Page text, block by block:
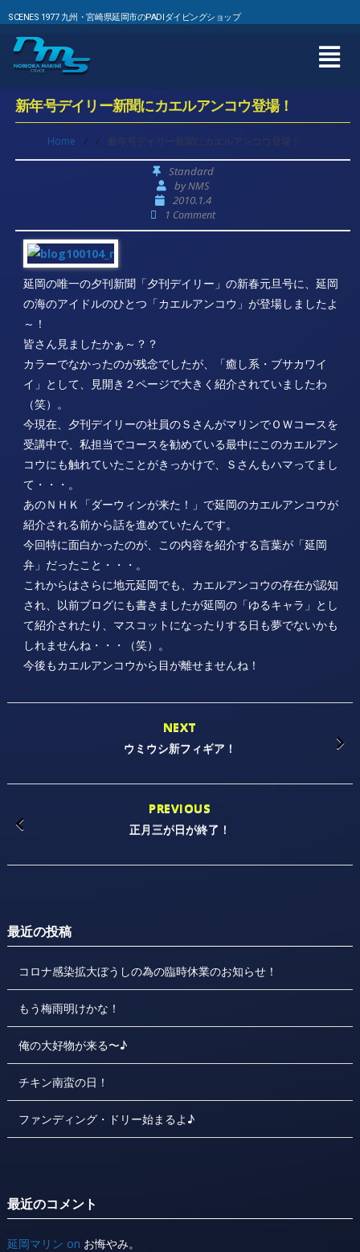
SCENES 1977 九州・宮崎県延岡市のPADIダイビングショップ
新年号デイリー新聞にカエルアンコウ登場！
Home / / 新年号デイリー新聞にカエルアンコウ登場！
Standard
byNMS
2010.1.4
1 Comment
延岡の唯一の夕刊新聞「夕刊デイリー」の新春元旦号に、延岡
の海のアイドルのひとつ「カエルアンコウ」が登場しましたよ
～！
皆さん見ましたかぁ～？？
カラーでなかったのが残念でしたが、「癒し系・ブサカワイ
イ」として、見開き２ページで大きく紹介されていましたわ
（笑）。
今現在、夕刊デイリーの社員のＳさんがマリンでＯＷコースを
受講中で、私担当でコースを勧めている最中にこのカエルアン
コウにも触れていたことがきっかけで、Ｓさんもハマってまし
て・・・。
あのＮＨＫ「ダーウィンが来た！」で延岡のカエルアンコウが
紹介される前から話を進めていたんです。
今回特に面白かったのが、この内容を紹介する言葉が「延岡
弁」だったこと・・・。
これからはさらに地元延岡でも、カエルアンコウの存在が認知
され、以前ブログにも書きましたが延岡の「ゆるキャラ」とし
て紹介されたり、マスコットになったりする日も夢でないかも
しれませんね・・・（笑）。
今後もカエルアンコウから目が離せませんね！
NEXT
ウミウシ新フィギア！
PREVIOUS
正月三が日が終了！
最近の投稿
コロナ感染拡大ぼうしの為の臨時休業のお知らせ！
もう梅雨明けかな！
俺の大好物が来る〜♪
チキン南蛮の日！
ファンディング・ドリー始まるよ♪
最近のコメント
延岡マリン on お悔やみ。